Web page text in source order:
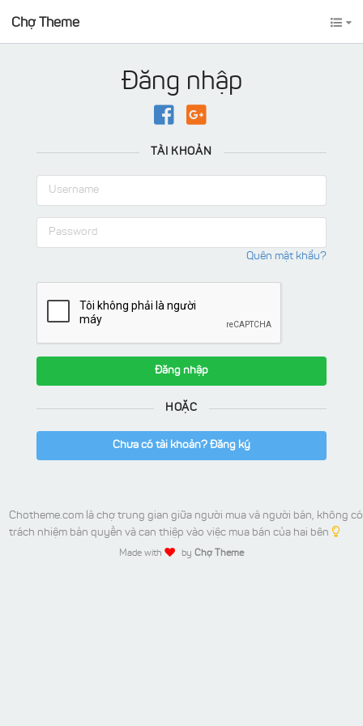
Chợ Theme
Đăng nhập
TÀI KHOẢN
Quên mật khẩu?
Đăng nhập
HOẶC
Chưa có tài khoản? Đăng ký
Chotheme.com là chợ trung gian giữa người mua và người bán, không có
trách nhiệm bản quyền và can thiệp vào việc mua bán của hai bên
Made with by Chợ Theme